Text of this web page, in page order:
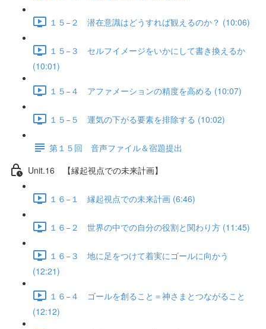
１５−２ 潜在意識はどうすれば観えるのか？ (10:06)
１５−３ セルフイメージをいかにして書き換えるか
(10:01)
１５−４ アファメーションの精度を高める (10:07)
１５−５ 運気の下がる要素を排除する (10:02)
第１５回 音声ファイル＆宿題提出
Unit.16 【縁起視点での未来計画】
１６−１ 縁起視点での未来計画 (6:46)
１６−２ 世界の中での自分の役割と関わり方 (11:45)
１６−３ 地に足をつけて着実にゴールに向かう
(12:21)
１６−４ ゴールを創ること＝神さまとつながること
(12:12)